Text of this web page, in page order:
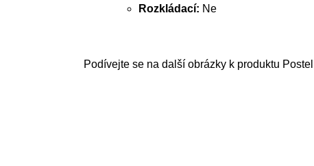
Rozkládací: Ne
Podívejte se na další obrázky k produktu